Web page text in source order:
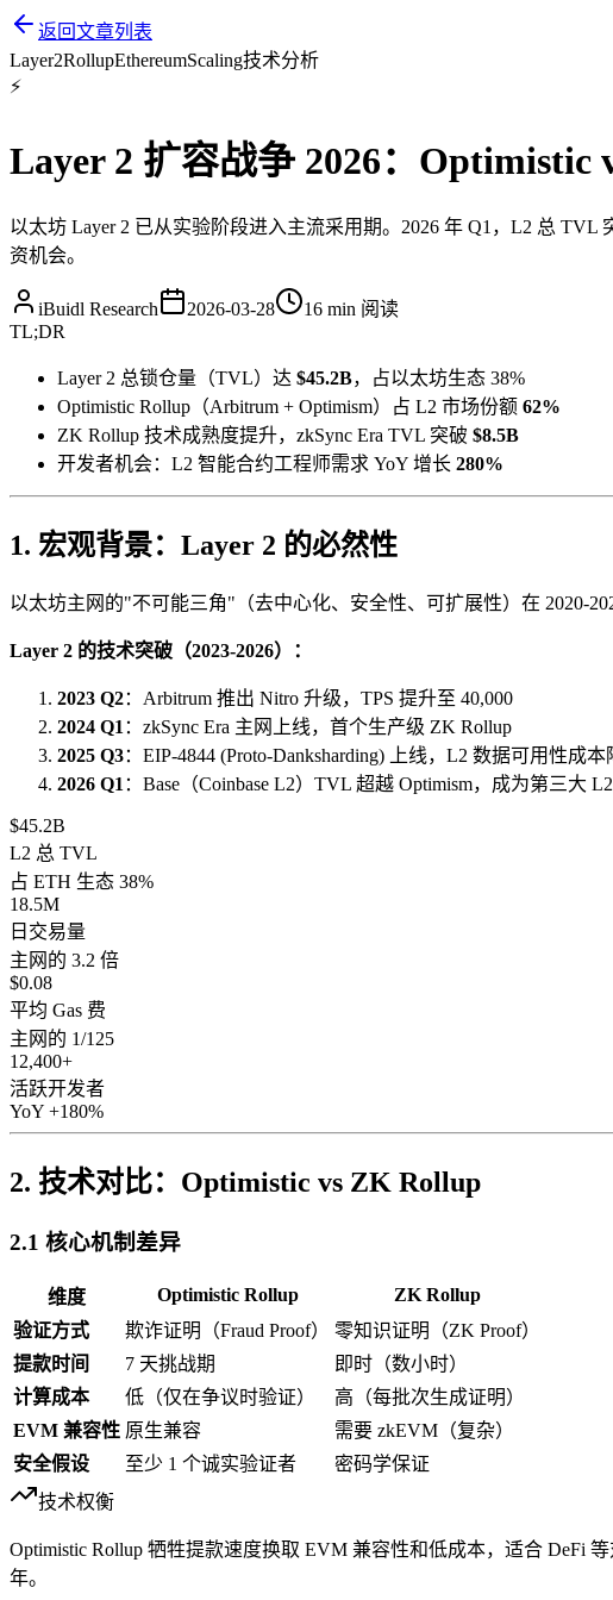
返回文章列表
Layer2RollupEthereumScaling技术分析
⚡
Layer 2 扩容战争 2026：
以太坊 Layer 2 已从实验阶段进入主流采用期。2026 年 Q1，L2 总
资机会。
iBuidl Research 2026-03-28 16 min 阅读
TL;DR
Layer 2 总锁仓量（TVL）达 $45.2B，占以太坊生态 38%
Optimistic Rollup（Arbitrum + Optimism）占 L2 市场份额 62%
ZK Rollup 技术成熟度提升，zkSync Era TVL 突破 $8.5B
开发者机会：L2 智能合约工程师需求 YoY 增长 280%
1. 宏观背景：Layer 2 的必然性
以太坊主网的"不可能三角"（去中心化、安全性、可扩展性）在 2020-
Layer 2 的技术突破（2023-2026）：
2023 Q2：Arbitrum 推出 Nitro 升级，TPS 提升至 40,000
2024 Q1 ：zkSync Era 主网上线，首个生产级 ZK Rollup
2025 Q3：EIP-4844 (Proto-Danksharding) 上线，L2 数据可用性成本
2026 Q1 ：Base（Coinbase L2）TVL 超越 Optimism，成为第三大 L2
$45.2B
L2 总 TVL
占 ETH 生态 38%
18.5M
日交易量
主网的 3.2 倍
$0.08
平均 Gas 费
主网的 1/125
12,400+
活跃开发者
YoY +180%
2. 技术对比：Optimistic vs ZK Rollup
2.1 核心机制差异
维度 Optimistic Rollup
ZK Rollup
验证方式
欺诈证明（Fraud Proof）
零知识证明（ZK Proof）
提款时间
7 天挑战期
即时（数小时）
计算成本
低（仅在争议时验证）
高（每批次生成证明）
EVM 兼容性 原生兼容
需要 zkEVM（复杂）
安全假设
至少 1 个诚实验证者
密码学保证
技术权衡
Optimistic Rollup 牺牲提款速度换取 EVM 兼容性和低成本，适合 DeFi
年。